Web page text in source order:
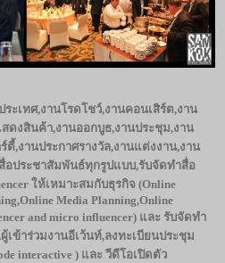
ระเทศ,งานโรดโชว์,งานคอนเสิร์ต,งาน
ดงสินค้า,งานออกบูธ,งานประชุม,งาน
,งานประกาศรางวัล,งานแต่งงาน,งาน
อประชาสัมพันธ์ทุกรูปแบบ,รับจัดทำสื่อ
ให้เหมาะสมกับธุรกิจ (Online
Media Planning,Online
and micro influencer) และ รับจัดทำ
เข้าร่วมงานอีเว้นท์,ลงทะเบียนประชุม
interactive ) และ วีดีโอเปิดตัว